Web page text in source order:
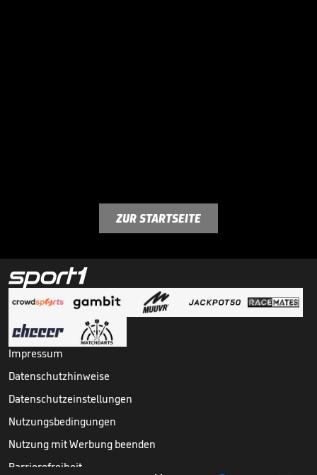
ZUR STARTSEITE
Impressum
Datenschutzhinweise
Datenschutzeinstellungen
Nutzungsbedingungen
Nutzung mit Werbung beenden
Barrierefreiheit